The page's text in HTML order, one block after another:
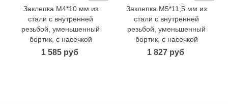
Заклепка M4*10 мм из
стали с внутренней
резьбой, уменьшенный
бортик, с насечкой
1 585 руб
Заклепка M5*11,5 мм из
стали с внутренней
резьбой, уменьшенный
бортик, с насечкой
1 827 руб